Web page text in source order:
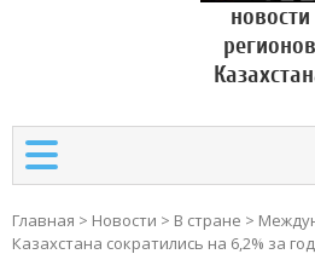
новости
регионов
Главная > Новости > В стране >
Казахстана сократились на 6,2% за год